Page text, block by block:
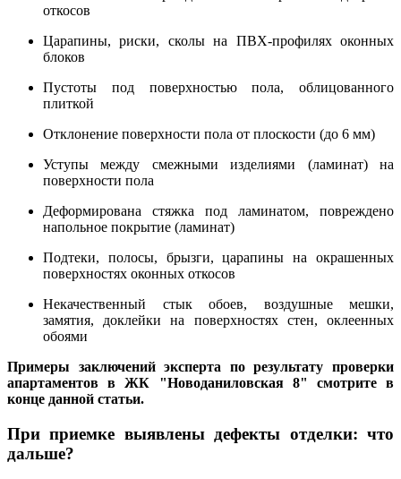
откосов
Царапины, риски, сколы на ПВХ-профилях оконных
блоков
Пустоты под поверхностью пола, облицованного
плиткой
Отклонение поверхности пола от плоскости (до 6 мм)
Уступы между смежными изделиями (ламинат) на
поверхности пола
Деформирована стяжка под ламинатом, повреждено
напольное покрытие (ламинат)
Подтеки, полосы, брызги, царапины на окрашенных
поверхностях оконных откосов
Некачественный стык обоев, воздушные мешки,
замятия, доклейки на поверхностях стен, оклеенных
обоями
Примеры заключений эксперта по результату проверки
апартаментов в ЖК "Новоданиловская 8" смотрите в
конце данной статьи.
При приемке выявлены дефекты отделки: что
дальше?